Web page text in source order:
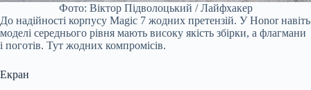
Фото: Віктор Підволоцький / Лайфхакер
До надійності корпусу Magic 7 жодних претензій. У Honor навіть
моделі середнього рівня мають високу якість збірки, а флагмани
і поготів. Тут жодних компромісів.
Екран